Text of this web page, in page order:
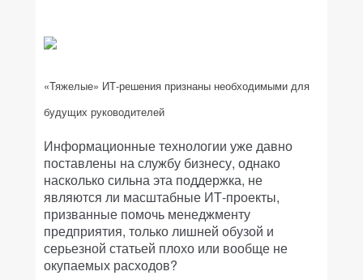
«Тяжелые» ИТ-решения признаны необходимыми для
будущих руководителей
Информационные технологии уже давно
поставлены на службу бизнесу, однако
насколько сильна эта поддержка, не
являются ли масштабные ИТ-проекты,
призванные помочь менеджменту
предприятия, только лишней обузой и
серьезной статьей плохо или вообще не
окупаемых расходов?